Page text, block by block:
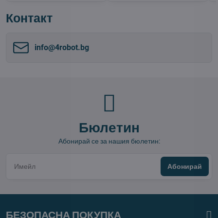
Контакт
info​@4robot​.bg
Бюлетин
Абонирай се за нашия бюлетин:
Абонирай
БЕЗОПАСНА ПОКУПКА